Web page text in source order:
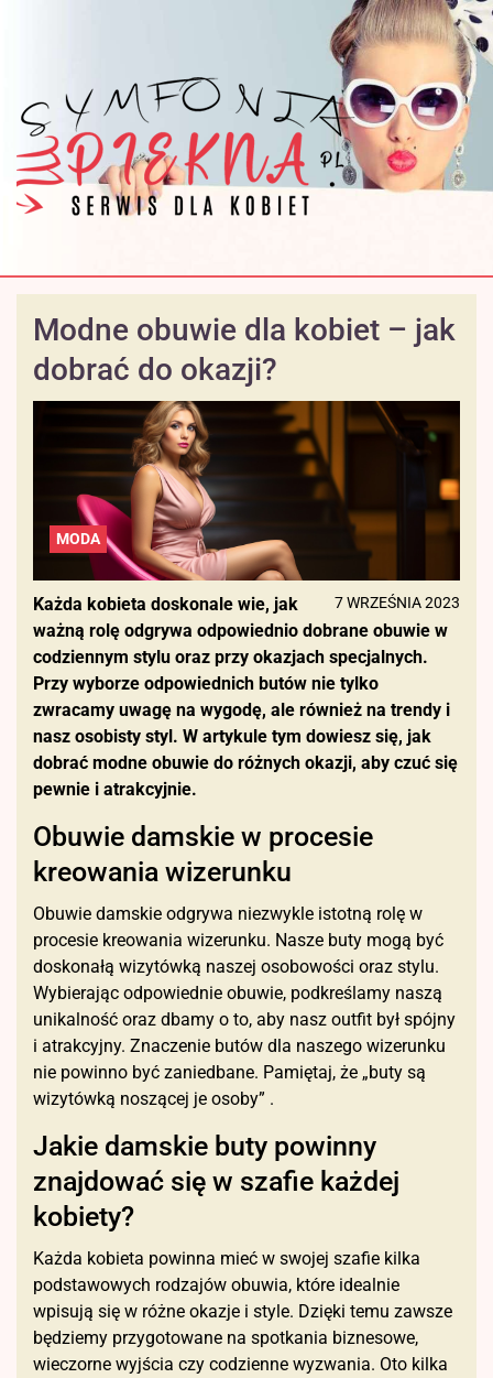
Modne obuwie dla kobiet – jak
dobrać do okazji?
MODA
7 WRZEŚNIA 2023
Każda kobieta doskonale wie, jak
ważną rolę odgrywa odpowiednio dobrane obuwie w
codziennym stylu oraz przy okazjach specjalnych.
Przy wyborze odpowiednich butów nie tylko
zwracamy uwagę na wygodę, ale również na trendy i
nasz osobisty styl. W artykule tym dowiesz się, jak
dobrać modne obuwie do różnych okazji, aby czuć się
pewnie i atrakcyjnie.
Obuwie damskie w procesie
kreowania wizerunku
Obuwie damskie odgrywa niezwykle istotną rolę w
procesie kreowania wizerunku. Nasze buty mogą być
doskonałą wizytówką naszej osobowości oraz stylu.
Wybierając odpowiednie obuwie, podkreślamy naszą
unikalność oraz dbamy o to, aby nasz outfit był spójny
i atrakcyjny. Znaczenie butów dla naszego wizerunku
nie powinno być zaniedbane. Pamiętaj, że „buty są
wizytówką noszącej je osoby” .
Jakie damskie buty powinny
znajdować się w szafie każdej
kobiety?
Każda kobieta powinna mieć w swojej szafie kilka
podstawowych rodzajów obuwia, które idealnie
wpisują się w różne okazje i style. Dzięki temu zawsze
będziemy przygotowane na spotkania biznesowe,
wieczorne wyjścia czy codzienne wyzwania. Oto kilka